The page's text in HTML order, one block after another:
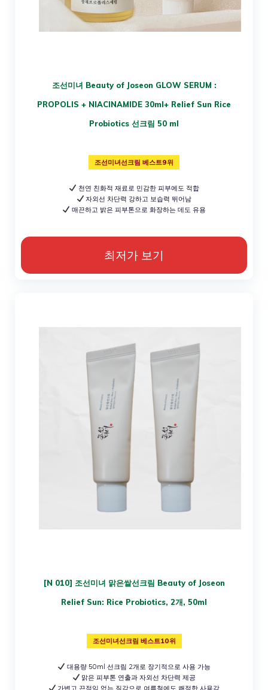
조선미녀 Beauty of Joseon GLOW SERUM :
PROPOLIS + NIACINAMIDE 30ml+ Relief Sun Rice
Probiotics 선크림 50 ml
조선미녀선크림 베스트9위
천연 친화적 재료로 민감한 피부에도 적합
자외선 차단력 강하고 보습력 뛰어남
매끈하고 밝은 피부톤으로 화장하는 데도 유용
최저가 보기
[N 010] 조선미녀 맑은쌀선크림 Beauty of Joseon
Relief Sun: Rice Probiotics, 2개, 50ml
조선미녀선크림 베스트10위
대용량 50ml 선크림 2개로 장기적으로 사용 가능
맑은 피부톤 연출과 자외선 차단력 제공
가볍고 끈적임 없는 질감으로 여름철에도 쾌적한 사용감